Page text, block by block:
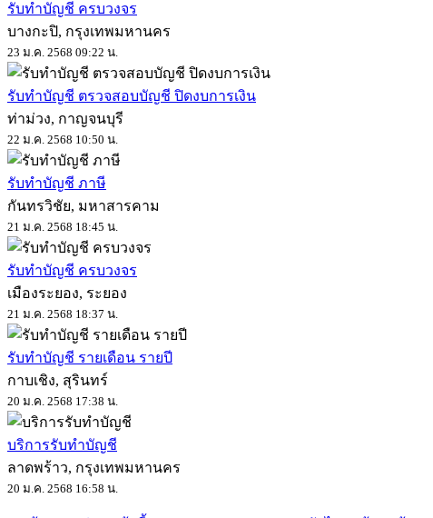
รับทำบัญชี ครบวงจร
บางกะปิ, กรุงเทพมหานคร
23 ม.ค. 2568 09:22 น.
รับทำบัญชี ตรวจสอบบัญชี ปิดงบการเงิน
ท่าม่วง, กาญจนบุรี
22 ม.ค. 2568 10:50 น.
รับทำบัญชี ภาษี
กันทรวิชัย, มหาสารคาม
21 ม.ค. 2568 18:45 น.
รับทำบัญชี ครบวงจร
เมืองระยอง, ระยอง
21 ม.ค. 2568 18:37 น.
รับทำบัญชี รายเดือน รายปี
กาบเชิง, สุรินทร์
20 ม.ค. 2568 17:38 น.
บริการรับทำบัญชี
ลาดพร้าว, กรุงเทพมหานคร
20 ม.ค. 2568 16:58 น.